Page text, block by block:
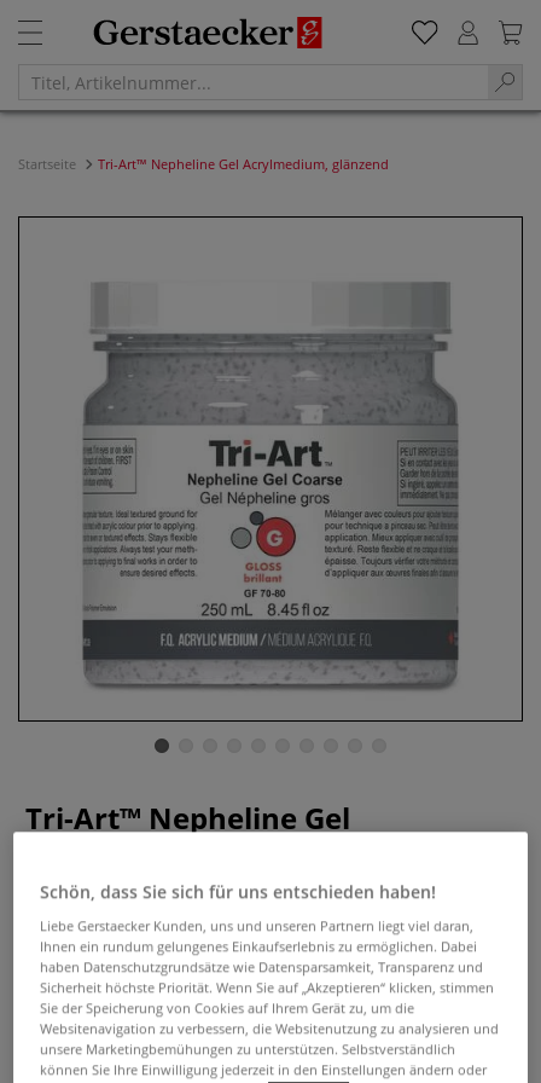
Startseite Tri-Art™ Nepheline Gel Acrylmedium, glänzend
Tri-Art™ Nepheline Gel
0 Bewertungen
Acrylgel mit Nepheline-Kristallen. Verleiht transparente
Strukturen, pur oder mit Acrylfarben nutzbar.
Mehr
ab14,07 €
0,25 l | 1 l:56,28 €
Schön, dass Sie sich für uns entschieden haben!
Liebe Gerstaecker Kunden, uns und unseren Partnern liegt viel daran,
Ihnen ein rundum gelungenes Einkaufserlebnis zu ermöglichen. Dabei
haben Datenschutzgrundsätze wie Datensparsamkeit, Transparenz und
Sicherheit höchste Priorität. Wenn Sie auf „Akzeptieren“ klicken, stimmen
Sie der Speicherung von Cookies auf Ihrem Gerät zu, um die
Websitenavigation zu verbessern, die Websitenutzung zu analysieren und
unsere Marketingbemühungen zu unterstützen. Selbstverständlich
können Sie Ihre Einwilligung jederzeit in den Einstellungen ändern oder